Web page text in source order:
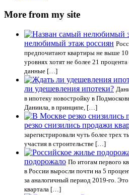
More from my site
нелюбимый этаж россиян
предпочитают квартиры не выше
уровнях хотят не более 21
данные […]
ли удешевления ипотеки?
в ипотеку новостройку в
Даниила, в принципе, […]
резко снизились продажи
зарегистрировали чуть более трех
участия в строительстве […]
подорожало По итогам первого
в России выросли почти на 5
за аналогичный период 2019-го.
квартала […]